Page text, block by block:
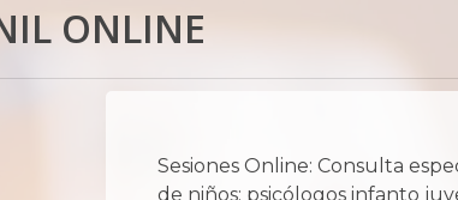
ONLINE
Sesiones Online: Consulta
de niños; psicólogos infanto